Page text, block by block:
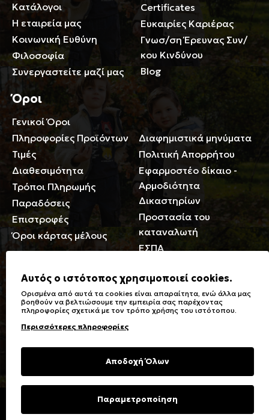
Κατάλογοι
Η εταιρεία μας
Κοινωνική Ευθύνη
Φιλοσοφία
Συνεργαστείτε μαζί μας
Certificates
Ευκαιρίες Καριέρας
Γνωσ/ση Έρευνας Συν/
κου Κινδύνου
Blog
Όροι
Γενικοί Όροι
Πληροφορίες Προϊόντων
Τιμές
Διαθεσιμότητα
Τρόποι Πληρωμής
Παραδόσεις
Επιστροφές
Όροι κάρτας μέλους
Περιορισμοί ευθύνης
Διαφημιστικά μηνύματα
Πολιτική Απορρήτου
Εφαρμοστέο δίκαιο -
Αρμοδιότητα
Δικαστηρίων
Προστασία του
καταναλωτή
ΕΣΠΑ
Γενικά
Καταστήματα
Ειδικές Εκπτώσεις ΑμΕΑ
Δωροκάρτες
Συχνές Ερωτήσεις
Φροντίδα Ρούχων
Σύμβολα πλύσης,
σιδερώματος
υφασμάτων
Επικοινωνία
Copyright © 2023 Energiers.gr
Αυτός ο ιστότοπος χρησιμοποιεί cookies.
Ορισμένα από αυτά τα cookies είναι απαραίτητα, ενώ άλλα μας
βοηθούν να βελτιώσουμε την εμπειρία σας παρέχοντας
πληροφορίες σχετικά με τον τρόπο χρήσης του ιστότοπου.
Περισσότερες πληροφορίες
Αποδοχή Όλων
Παραμετροποίηση